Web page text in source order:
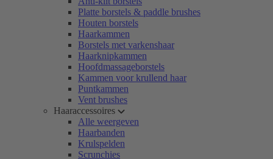
Platte borstels & paddle brushes
Houten borstels
Haarkammen
Borstels met varkenshaar
Haarknipkammen
Hoofdmassageborstels
Kammen voor krullend haar
Puntkammen
Vent brushes
Haaraccessoires
Alle weergeven
Haarbanden
Krulspelden
Scrunchies